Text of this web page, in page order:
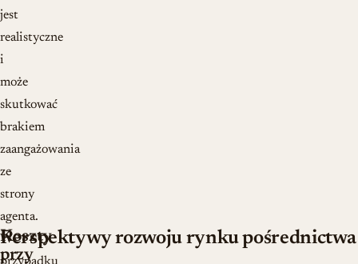
jest
realistyczne
i
może
skutkować
brakiem
zaangażowania
ze
strony
agenta.
Koszty
przy
W
Perspektywy rozwoju rynku pośrednictwa